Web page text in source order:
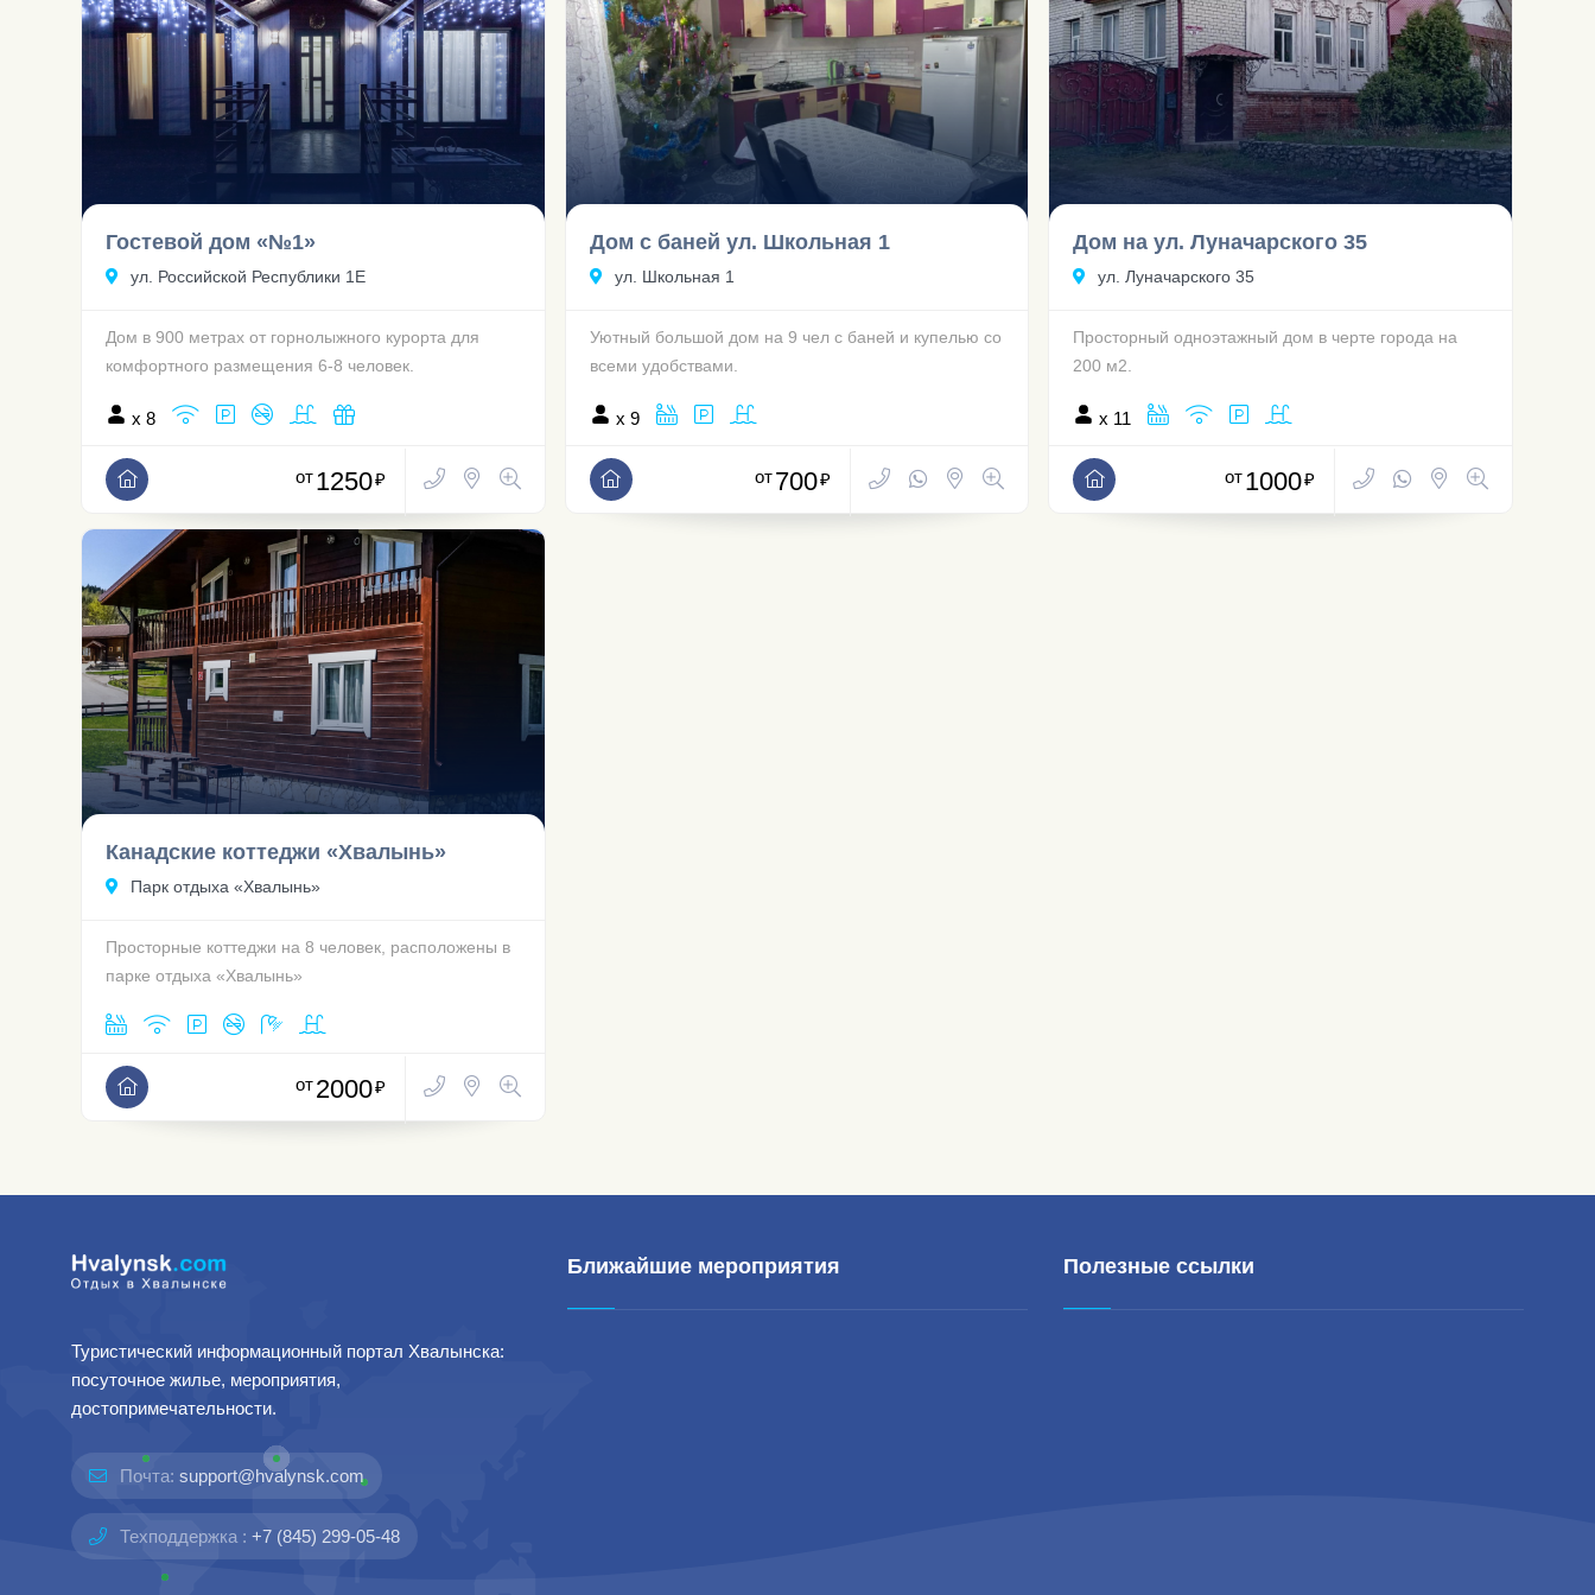
Гостевой дом «№1»
ул. Российской Республики 1Е
Дом в 900 метрах от горнолыжного курорта для
комфортного размещения 6-8 человек.
x 8
от 1250₽
Дом с баней ул. Школьная 1
ул. Школьная 1
Уютный большой дом на 9 чел с баней и купелью со
всеми удобствами.
x 9
от700₽
Дом на ул. Луначарского 35
ул. Луначарского 35
Просторный одноэтажный дом в черте города на
200 м2.
x 11
от1000₽
Канадские коттеджи «Хвалынь»
Парк отдыха «Хвалынь»
Просторные коттеджи на 8 человек, расположены в
парке отдыха «Хвалынь»
от 2000₽
Туристический информационный портал Хвалынска:
посуточное жилье, мероприятия,
достопримечательности.
Почта: support@hvalynsk.com
Техподдержка : +7 (845) 299-05-48
Ближайшие мероприятия Полезные ссылки